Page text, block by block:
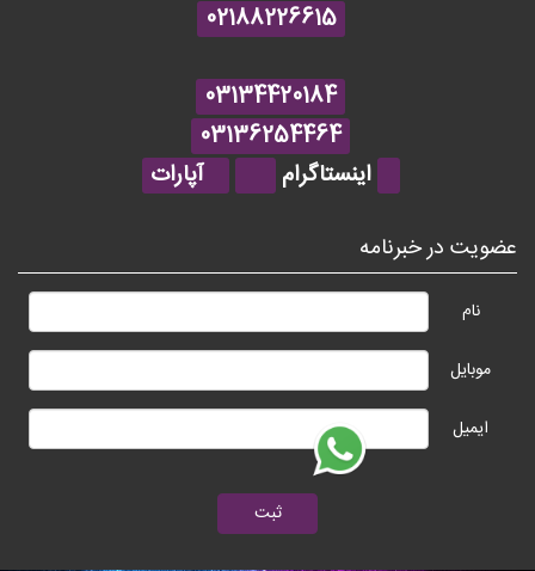
02188226615
03134420184
03136254464
اینستاگرام
آپارات
عضویت در خبرنامه
نام
موبایل
ایمیل